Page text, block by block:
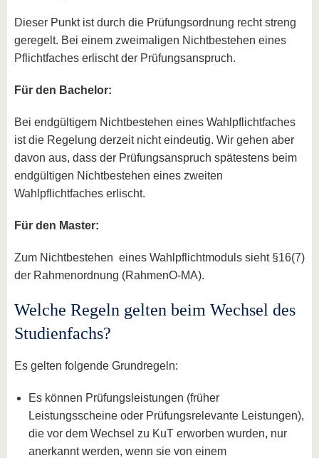
Dieser Punkt ist durch die Prüfungsordnung recht streng
geregelt. Bei einem zweimaligen Nichtbestehen eines
Pflichtfaches erlischt der Prüfungsanspruch.
Für den Bachelor:
Bei endgültigem Nichtbestehen eines Wahlpflichtfaches
ist die Regelung derzeit nicht eindeutig. Wir gehen aber
davon aus, dass der Prüfungsanspruch spätestens beim
endgültigen Nichtbestehen eines zweiten
Wahlpflichtfaches erlischt.
Für den Master:
Zum Nichtbestehen eines Wahlpflichtmoduls sieht §16(7)
der Rahmenordnung (RahmenO-MA).
Welche Regeln gelten beim Wechsel des
Studienfachs?
Es gelten folgende Grundregeln:
Es können Prüfungsleistungen (früher
Leistungsscheine oder Prüfungsrelevante Leistungen),
die vor dem Wechsel zu KuT erworben wurden, nur
anerkannt werden, wenn sie von einem